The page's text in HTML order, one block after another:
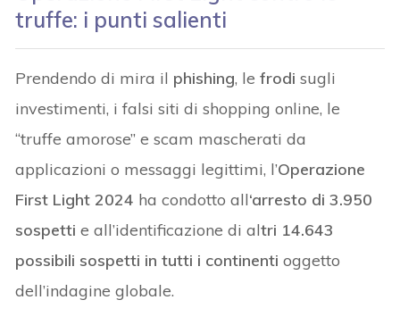
truffe: i punti salienti
Prendendo di mira il phishing, lefrodi sugli
investimenti, i falsi siti di shopping online, le
“truffe amorose” e scam mascherati da
applicazioni o messaggi legittimi, l’Operazione
First Light 2024 ha condotto all‘arresto di 3.950
sospettie all’identificazione di altri 14.643
possibili sospetti in tutti i continenti oggetto
dell’indagine globale.